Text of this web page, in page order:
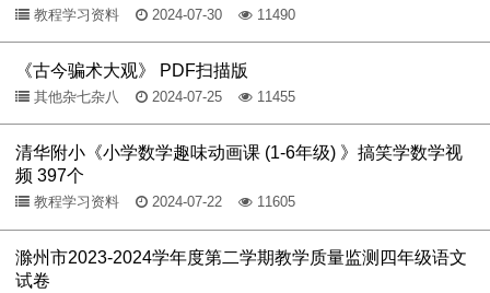
教程学习资料 2024-07-30 11490
《古今骗术大观》 PDF扫描版
其他杂七杂八 2024-07-25 11455
清华附小《小学数学趣味动画课 (1-6年级) 》搞笑学数学视
频 397个
教程学习资料 2024-07-22 11605
滁州市2023-2024学年度第二学期教学质量监测四年级语文
试卷